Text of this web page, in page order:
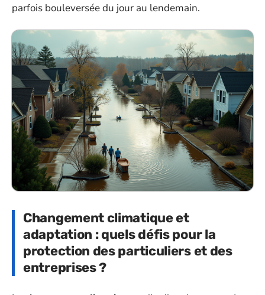
parfois bouleversée du jour au lendemain.
Changement climatique et
adaptation : quels défis pour la
protection des particuliers et des
entreprises ?